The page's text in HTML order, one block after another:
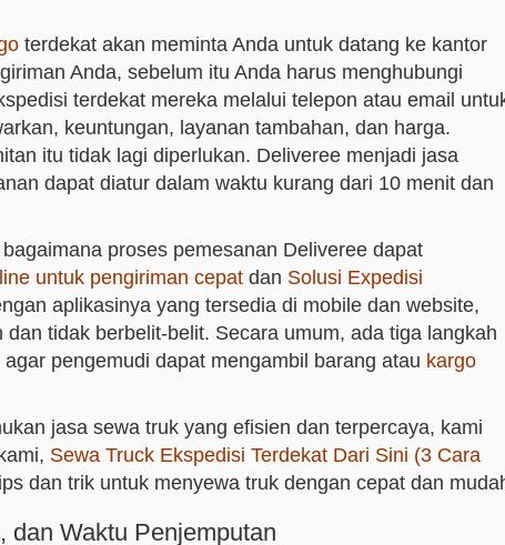
terdekat akan meminta Anda untuk datang ke kantor
Anda, sebelum itu Anda harus menghubungi
terdekat mereka melalui telepon atau email
keuntungan, layanan tambahan, dan harga.
itu tidak lagi diperlukan. Deliveree menjadi jasa
dapat diatur dalam waktu kurang dari 10 menit dan
proses pemesanan Deliveree dapat
untuk pengiriman cepat dan Solusi Expedisi
aplikasinya yang tersedia di mobile dan website,
tidak berbelit-belit. Secara umum, ada tiga langkah
pengemudi dapat mengambil barang atau kargo
jasa sewa truk yang efisien dan terpercaya, kami
Sewa Truck Ekspedisi Terdekat Dari Sini (3 Cara
dan trik untuk menyewa truk dengan cepat dan
dan Waktu Penjemputan